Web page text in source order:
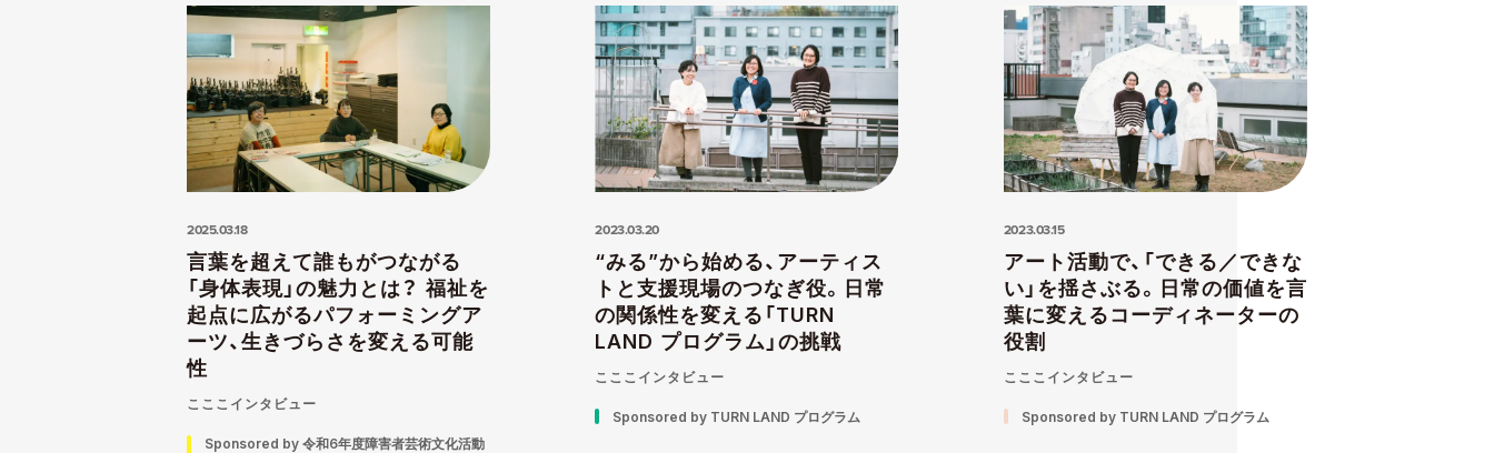
2025.03.18
言葉を超えて誰もがつながる
「身体表現」の魅力とは？ 福祉を
起点に広がるパフォーミングア
ーツ、生きづらさを変える可能
性
こここインタビュー
Sponsored by 令和6年度障害者芸術文化活動
2023.03.20
“みる”から始める、アーティス
トと支援現場のつなぎ役。日常
の関係性を変える「TURN
LAND プログラム」の挑戦
こここインタビュー
Sponsored by TURN LAND プログラム
2023.03.15
アート活動で、「できる／できな
い」を揺さぶる。日常の価値を言
葉に変えるコーディネーターの
役割
こここインタビュー
Sponsored by TURN LAND プログラム